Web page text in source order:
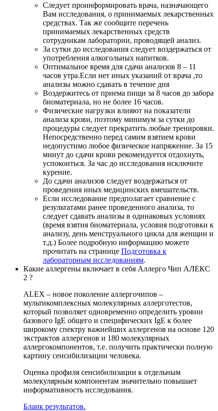
Следует проинформировать врача, назначающего
Вам исследования, о принимаемых лекарственных
средствах. Так же сообщите перечень
принимаемых лекарственных средств
сотрудникам лаборатории, проводящей анализ.
За сутки до исследования следует воздержаться от
употребления алкогольных напитков.
Оптимальное время для сдачи анализов 8 – 11
часов утра.Если нет иных указаний от врача ,то
анализы можно сдавать в течение дня
Воздержитесь от приема пищи за 8 часов до забора
биоматериала, но не более 16 часов.
Физические нагрузки влияют на показатели
анализа крови, поэтому минимум за сутки до
процедуры следует прекратить любые тренировки.
Непосредственно перед самим взятием крови
недопустимо любое физическое напряжение. За 15
минут до сдачи крови рекомендуется отдохнуть,
успокоиться. За час до исследования исключите
курение.
До сдачи анализов следует воздержаться от
проведения иных медицинских вмешательств.
Если исследование предполагает сравнение с
результатами ранее проведенного анализа, то
следует сдавать анализы в одинаковых условиях
(время взятия биоматериала, условия подготовки к
анализу, день менструального цикла для женщин и
т.д.) Более подробную информацию можете
прочитать на странице Подготовка к
лабораторным исследованиям.
Какие аллергены включает в себя Аллерго Чип АЛЕКС
2 ?
ALEX – новое поколение аллергочипов –
мультикомплексных молекулярных аллерготестов,
который позволяет одновременно определить уровни
базового IgE общего и специфических IgE к более
широкому спектру важнейших аллергенов на основе 120
экстрактов аллергенов и 180 молекулярных
аллергокомпонентов, т.е. получить практически полную
картину сенсибилизации человека.
Оценка профиля сенсибилизации к отдельным
молекулярным компонентам значительно повышает
информативность исследования.
Бланк результатов.